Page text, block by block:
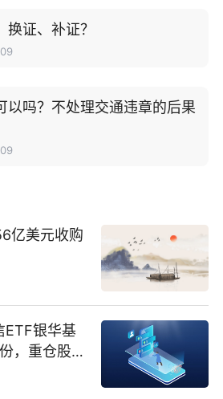
证、补证？
以吗？不处理交通违章的后果
亿美元收购
ETF银华基
，重仓股新
精密